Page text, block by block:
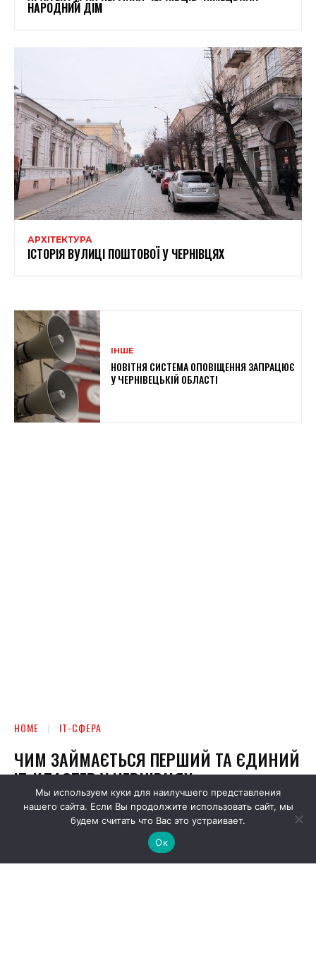
НАРОДНИЙ ДІМ
АРХІТЕКТУРА
ІСТОРІЯ ВУЛИЦІ ПОШТОВОЇ У ЧЕРНІВЦЯХ
ІНШЕ
НОВІТНЯ СИСТЕМА ОПОВІЩЕННЯ ЗАПРАЦЮЄ
У ЧЕРНІВЕЦЬКІЙ ОБЛАСТІ
Мы используем куки для наилучшего представления
нашего сайта. Если Вы продолжите использовать сайт, мы
будем считать что Вас это устраивает.
Ок